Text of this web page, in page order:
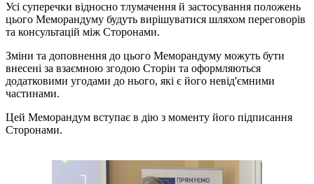
Усі суперечки відносно тлумачення й застосування положень
цього Меморандуму будуть вирішуватися шляхом переговорів
та консультацій між Сторонами.
Зміни та доповнення до цього Меморандуму можуть бути
внесені за взаємною згодою Сторін та оформляються
додатковими угодами до нього, які є його невід'ємними
частинами.
Цей Меморандум вступає в дію з моменту його підписання
Сторонами.